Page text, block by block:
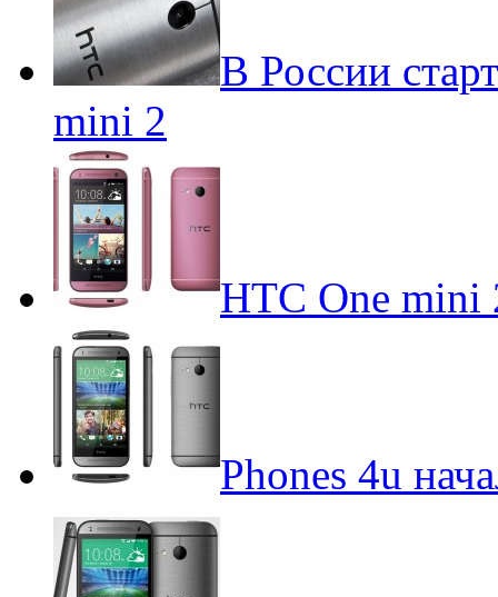
В России
mini 2
HTC One mini
Phones 4u